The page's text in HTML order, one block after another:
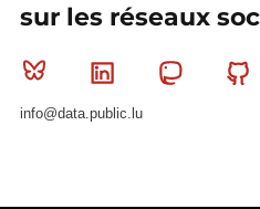
sur les réseaux
Bluesky Linkedin
info@data.public.lu